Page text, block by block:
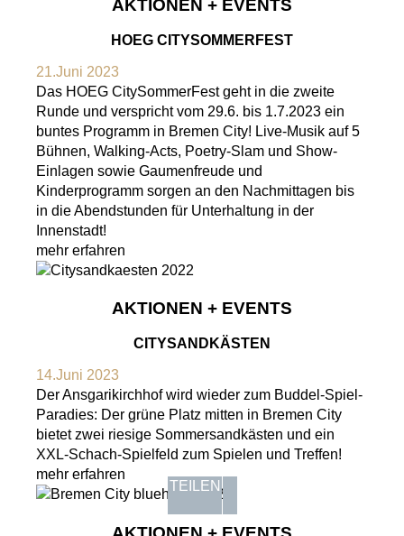
AKTIONEN + EVENTS
HOEG CITYSOMMERFEST
21.Juni 2023
Das HOEG CitySommerFest geht in die zweite
Runde und verspricht vom 29.6. bis 1.7.2023 ein
buntes Programm in Bremen City! Live-Musik auf 5
Bühnen, Walking-Acts, Poetry-Slam und Show-
Einlagen sowie Gaumenfreude und
Kinderprogramm sorgen an den Nachmittagen bis
in die Abendstunden für Unterhaltung in der
Innenstadt!
mehr erfahren
AKTIONEN + EVENTS
CITYSANDKÄSTEN
14.Juni 2023
Der Ansgarikirchhof wird wieder zum Buddel-Spiel-
Paradies: Der grüne Platz mitten in Bremen City
bietet zwei riesige Sommersandkästen und ein
XXL-Schach-Spielfeld zum Spielen und Treffen!
mehr erfahren
TEILEN